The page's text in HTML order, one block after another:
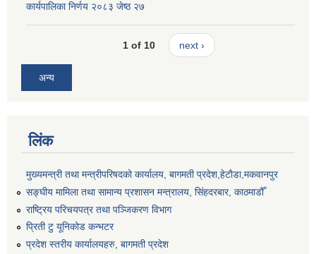
कार्यपालिका निर्णय २०८३ जेष्ठ २७
1 of 10 next ›
अन्य
लिंक
मुख्यमन्त्री तथा मन्त्रीपरिषदको कार्यालय, बागमती प्रदेश,हेटाैडा,मकवानपुर
सङ्‍घीय मामिला तथा सामान्य प्रशासन मन्त्रालय, सिंहदरबार, काठमाडौँ
राष्ट्रिय परिचयपत्र तथा पञ्जिकरण विभाग
प्रिती टु यूनिकोड कन्भटर
प्रदेश स्तरीय कार्यालयहरु, बागमती प्रदेश